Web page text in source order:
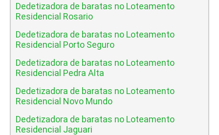
Dedetizadora de baratas no Loteamento
Residencial Rosario
Dedetizadora de baratas no Loteamento
Residencial Porto Seguro
Dedetizadora de baratas no Loteamento
Residencial Pedra Alta
Dedetizadora de baratas no Loteamento
Residencial Novo Mundo
Dedetizadora de baratas no Loteamento
Residencial Jaguari